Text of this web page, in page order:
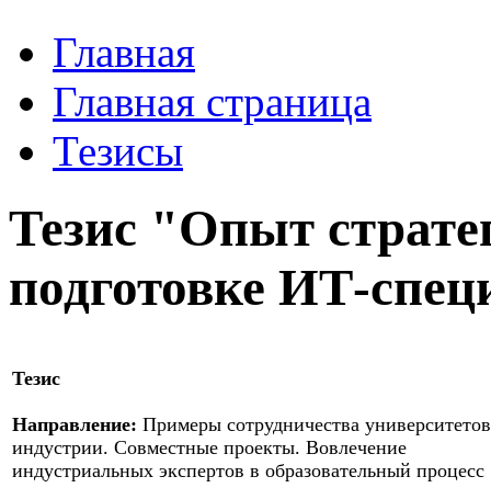
Главная
Главная страница
Тезисы
Тезис "Опыт
подготовке ИТ-
Тезис
Направление: Примеры сотрудничества
индустрии. Совместные проекты. Вовлечение
индустриальных экспертов в образовательный процесс